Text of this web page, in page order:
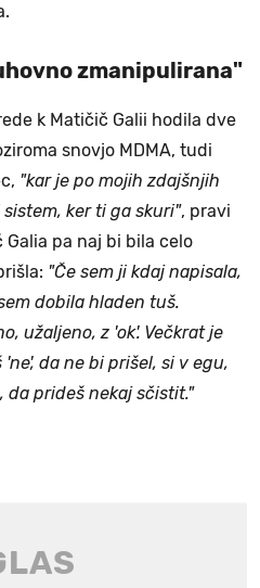
zmanipulirana"
k Matičič Galii hodila dve
snovjo MDMA, tudi
"kar je po mojih zdajšnjih
ker ti ga skuri", pravi
pa naj bi bila celo
"Če sem ji kdaj napisala,
dobila hladen tuš.
užaljeno, z 'ok'. Večkrat je
da ne bi prišel, si v egu,
da prideš nekaj sčistit."